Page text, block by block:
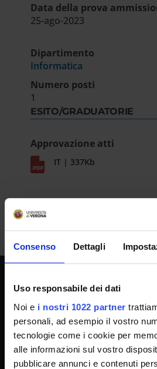
Consenso Dettagli
Uso responsabile dei dati
Noi e i nostri 1022 partner
personali, ad esempio il vostro
tecnologie come i cookie per
alle informazioni sul vostro
pubblicare annunci e contenuti
Data della prova
25-ago-2023
Dipartimento
Informatica
Numero posti
1
ESITO/GRADUATORIE
Approvazione atti
IT | 337Kb
SPORTELLO ATENEO
Amministrazione trasparente